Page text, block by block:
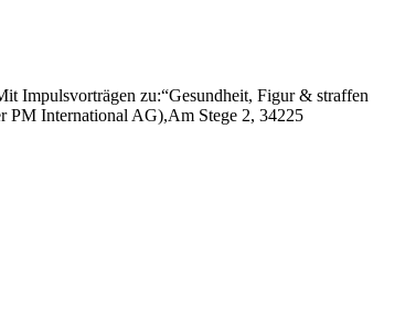
Impulsvorträgen zu:“Gesundheit, Figur & straffen
PM International AG),Am Stege 2, 34225